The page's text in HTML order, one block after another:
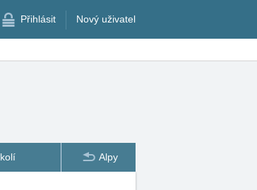
Přihlásit Nový uživatel
Alpy